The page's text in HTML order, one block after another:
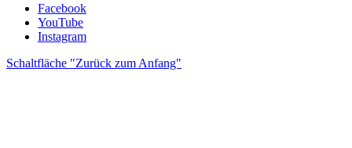
Facebook
YouTube
Instagram
Schaltfläche "Zurück zum Anfang"